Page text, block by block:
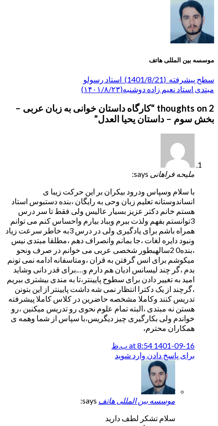
موسسه بین المللی هاتف
سطح پیشرفته_(1401/8/21)_استاد رسولو
مبتدی استاد نعیم زاده دوشنبه(۱۴۰۱/۸/۲۳)
2 thoughts on “
کارگاه داستان خوانی به زبان عربی –
بخش سوم – داستان یحیا العدل”
ملیحه فراهانی says:
با سلام وسپاس ودرود بیکران بر این حرکت زیبا ی
انساندوستانه تعلیم زبان وحی به رایگان ،بنده دستبوس استاد
هستم خانم دکتر عزیز بسیار عالیس ولی فقط تا سر درس
3توانستم بفهم ولذت ببرم وبباد بیارم واحساس کنم می توانم
همراه باشم برای یادگیری ولی در درس 3به خاطر سرعت زیاد
ونبود دایره لغات ،جا بمانم وانصراف دهم ،مطلقا مبتدی نیس
،بنده0 2سالهبطور شخصی عربی می خوانم در صرف ونحو
میکوشم برای انس گرفتن به قران ،ومتاسفانه ادامه نمی تونم
بدم ،گر چند لیسانس ادیان هم دارم و….برای قدر دانی وشاید
امید به تغییر دادن برای سطوح پایینتر،تا به مندی بیشتری ببریم
،گرچند از یک دکترا انتظار نمی شه داشت پایینتر از این بتونن
تدریس کنند وکاملا مشخصه حاضرین در کلاس کاملا پیشرفته
هستن نه مبتدی ،البته تمام علوم نحوی رو تدریس میکنین ،رو
خواندم ولی بکارگیری چیز دیگریس،با سپاس از شما وهمه ی
همکاران محترم،
1401-09-16 at 8:54 ب.ظ
برای پاسخ دادن وارد شوید
موسسه بین المللی هاتف says:
سلام تشکر لطف دارید